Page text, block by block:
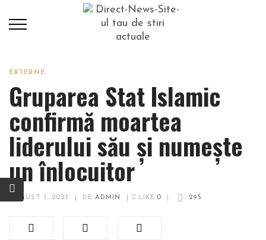
EXTERNE
Gruparea Stat Islamic
confirmă moartea
liderului său şi numeşte
un înlocuitor
AUGUST 3, 2023 DEADMIN LIKE 0 295